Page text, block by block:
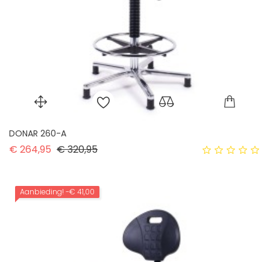
DONAR 260-A
€ 264,95 Normale prijs
€ 320,95Prijs
Aanbieding! -€ 41,00